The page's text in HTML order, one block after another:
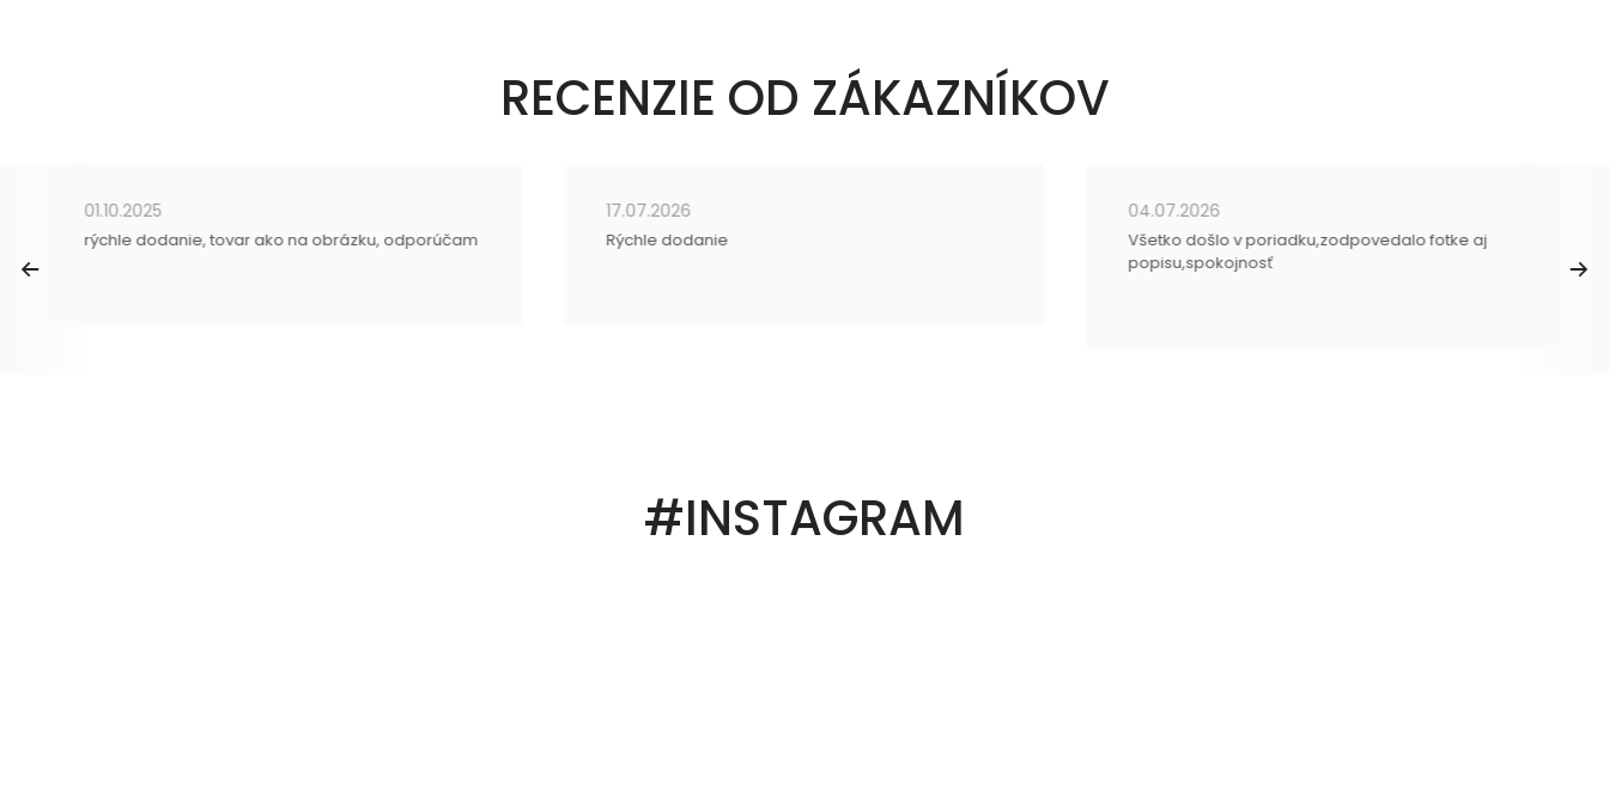
RECENZIE OD ZÁKAZNÍKOV
01.10.2025
rýchle dodanie, tovar ako na obrázku, odporúčam
17.07.2026
Rýchle dodanie
04.07.2026
Všetko došlo v poriadku,zodpovedalo fotke aj
popisu,spokojnosť
#INSTAGRAM